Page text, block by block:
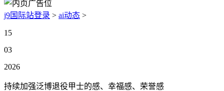
j9国际站登录 > ai动态 >
15
03
2026
持续加强泛博退役甲士的感、幸福感、荣誉感